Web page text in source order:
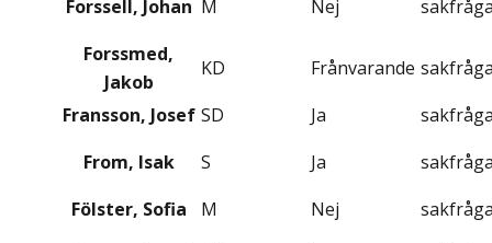
Forssell, Johan M Nej
Forssmed,
Jakob
KD Frånvarande
Fransson, Josef SD Ja
From, Isak
S Ja
Fölster, Sofia
M Nej